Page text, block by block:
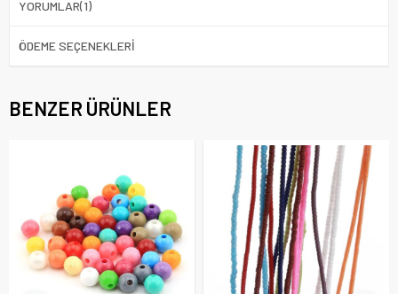
YORUMLAR(1)
ÖDEME SEÇENEKLERI
BENZER ÜRÜNLER